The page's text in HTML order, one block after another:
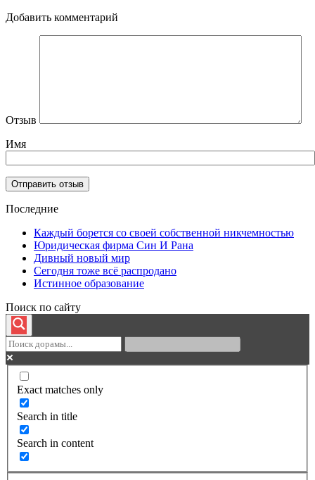
Добавить комментарий
Отзыв
Имя
Последние
Каждый борется со своей собственной никчемностью
Юридическая фирма Син И Рана
Дивный новый мир
Сегодня тоже всё распродано
Истинное образование
Поиск по сайту
Exact matches only
Search in title
Search in content